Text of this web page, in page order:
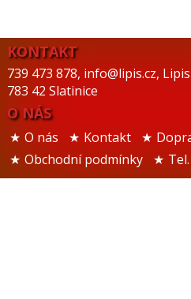
KONTAKT
739 473 878, info@lipis.cz,
783 42 Slatinice
O NÁS
O nás Kontakt
Obchodní podmínky